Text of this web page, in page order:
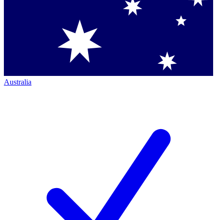
Australia